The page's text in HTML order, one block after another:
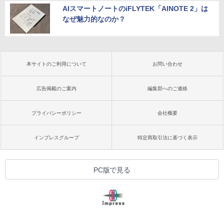
AIスマートノートのiFLYTEK「AINOTE 2」は
なぜ魅力的なのか？
本サイトのご利用について お問い合わせ
広告掲載のご案内 編集部へのご連絡
プライバシーポリシー 会社概要
インプレスグループ 特定商取引法に基づく表示
PC版で見る